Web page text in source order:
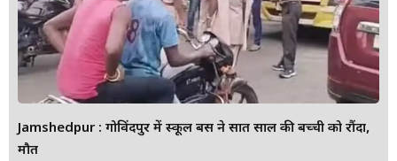
Jamshedpur : गोविंदपुर में स्कूल बस ने सात साल की बच्ची को रौंदा,
मौत